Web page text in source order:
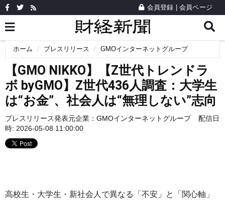
会員登録 会員ページ
ホーム プレスリリース GMOインターネットグループ
【GMO NIKKO】【Z世代トレンドラ
ボ byGMO】Z世代436人調査：大学生
は“お金”、社会人は“無理しない”志向
プレスリリース発表元企業： GMOインターネットグループ
配信日
時: 2026-05-08 11:00:00
高校生・大学生・新社会人で異なる「不安」と「関心軸」